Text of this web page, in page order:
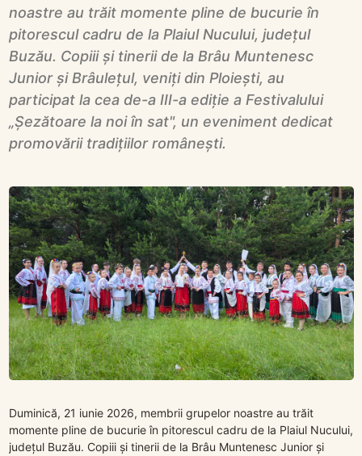
noastre au trăit momente pline de bucurie în
pitorescul cadru de la Plaiul Nucului, județul
Buzău. Copiii și tinerii de la Brâu Muntenesc
Junior și Brâulețul, veniți din Ploiești, au
participat la cea de-a III-a ediție a Festivalului
„Șezătoare la noi în sat", un eveniment dedicat
promovării tradițiilor românești.
Duminică, 21 iunie 2026, membrii grupelor noastre au trăit
momente pline de bucurie în pitorescul cadru de la Plaiul Nucului,
județul Buzău. Copiii și tinerii de la Brâu Muntenesc Junior și